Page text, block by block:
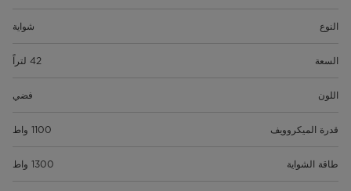
النوع شواية
السعة 42 لتراً
اللون فضي
قدرة الميكروويف 1100 واط
طاقة الشواية 1300 واط